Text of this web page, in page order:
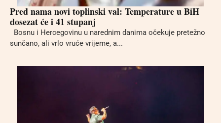
Pred nama novi toplinski val: Temperature u BiH
dosezat će i 41 stupanj
Bosnu i Hercegovinu u narednim danima očekuje pretežno
sunčano, ali vrlo vruće vrijeme, a...